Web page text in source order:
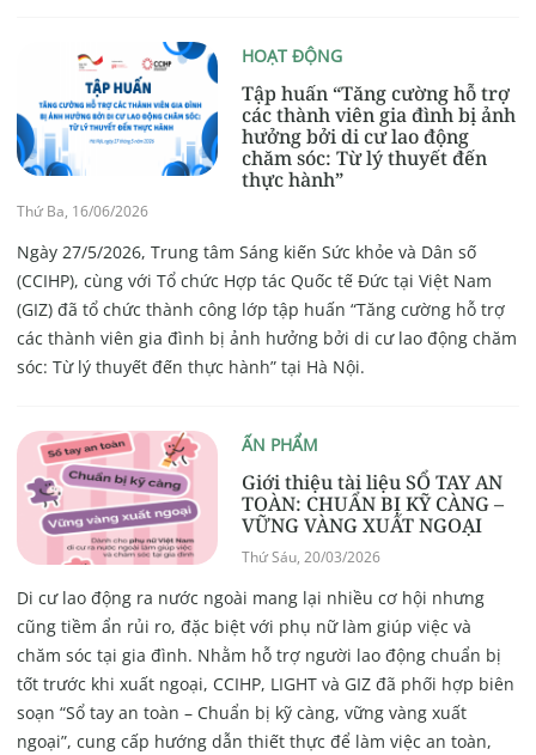
HOẠT ĐỘNG
Tập huấn “Tăng cường hỗ trợ
các thành viên gia đình bị ảnh
hưởng bởi di cư lao động
chăm sóc: Từ lý thuyết đến
thực hành”
Thứ Ba, 16/06/2026
Ngày 27/5/2026, Trung tâm Sáng kiến Sức khỏe và Dân số
(CCIHP), cùng với Tổ chức Hợp tác Quốc tế Đức tại Việt Nam
(GIZ) đã tổ chức thành công lớp tập huấn “Tăng cường hỗ trợ
các thành viên gia đình bị ảnh hưởng bởi di cư lao động chăm
sóc: Từ lý thuyết đến thực hành” tại Hà Nội.
ẤN PHẨM
Giới thiệu tài liệu SỔ TAY AN
TOÀN: CHUẨN BỊ KỸ CÀNG –
VỮNG VÀNG XUẤT NGOẠI
Thứ Sáu, 20/03/2026
Di cư lao động ra nước ngoài mang lại nhiều cơ hội nhưng
cũng tiềm ẩn rủi ro, đặc biệt với phụ nữ làm giúp việc và
chăm sóc tại gia đình. Nhằm hỗ trợ người lao động chuẩn bị
tốt trước khi xuất ngoại, CCIHP, LIGHT và GIZ đã phối hợp biên
soạn “Sổ tay an toàn – Chuẩn bị kỹ càng, vững vàng xuất
ngoại”, cung cấp hướng dẫn thiết thực để làm việc an toàn,